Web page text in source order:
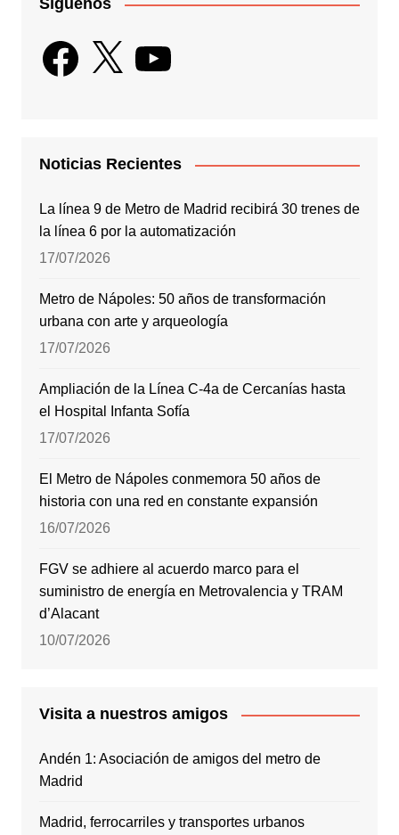
Síguenos
Facebook
X YouTube
Noticias Recientes
La línea 9 de Metro de Madrid recibirá 30 trenes de
la línea 6 por la automatización
17/07/2026
Metro de Nápoles: 50 años de transformación
urbana con arte y arqueología
17/07/2026
Ampliación de la Línea C-4a de Cercanías hasta
el Hospital Infanta Sofía
17/07/2026
El Metro de Nápoles conmemora 50 años de
historia con una red en constante expansión
16/07/2026
FGV se adhiere al acuerdo marco para el
suministro de energía en Metrovalencia y TRAM
d’Alacant
10/07/2026
Visita a nuestros amigos
Andén 1: Asociación de amigos del metro de
Madrid
Madrid, ferrocarriles y transportes urbanos